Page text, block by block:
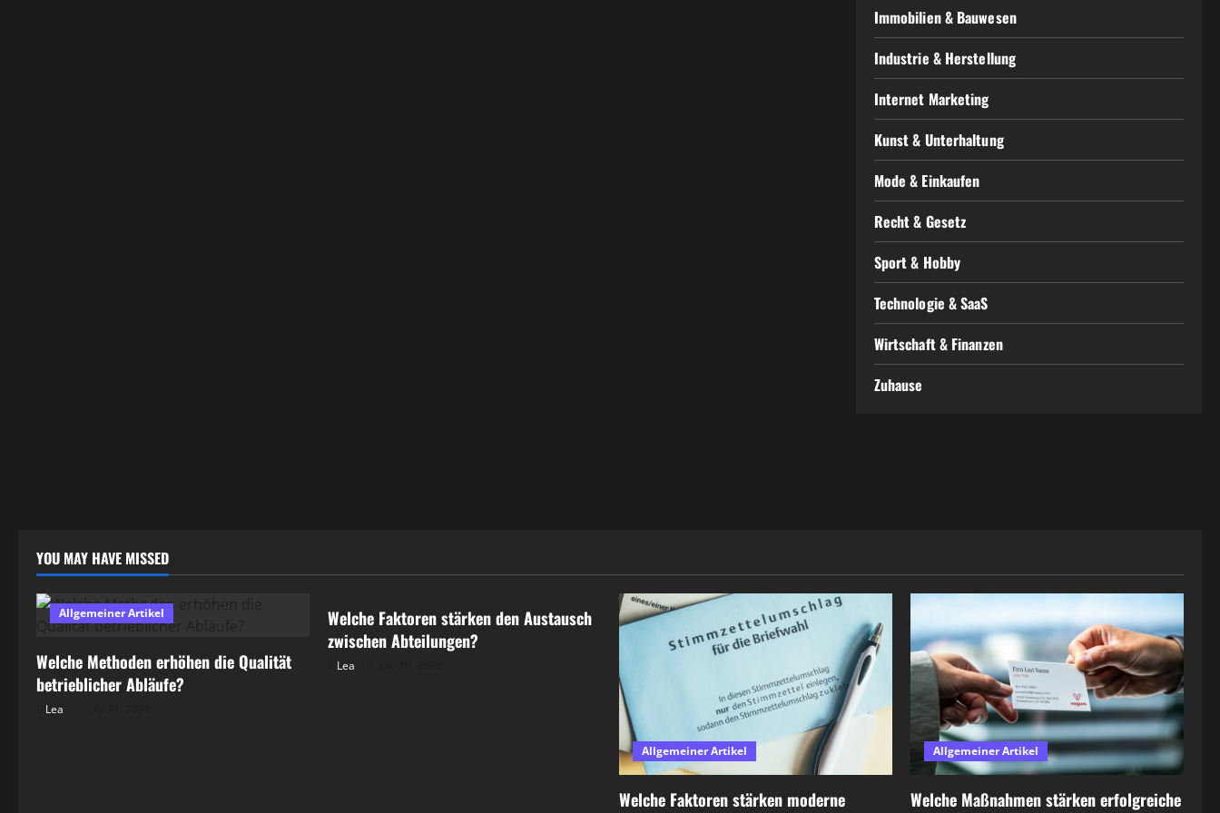
Immobilien & Bauwesen
Industrie & Herstellung
Internet Marketing
Kunst & Unterhaltung
Mode & Einkaufen
Recht & Gesetz
Sport & Hobby
Technologie & SaaS
Wirtschaft & Finanzen
Zuhause
YOU MAY HAVE MISSED
Allgemeiner Artikel
Welche Methoden erhöhen die Qualität
betrieblicher Abläufe?
Lea
Welche Faktoren stärken den Austausch
zwischen Abteilungen?
Lea
Allgemeiner Artikel
Welche Faktoren stärken moderne
Allgemeiner Artikel
Welche Maßnahmen stärken erfolgreiche